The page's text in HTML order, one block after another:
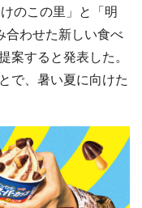
10／26】
かまを食べる！ アニ
舗「鐘崎」コラボで
】
アートの見頃にあわ
のこの里」と「明
合わせた新しい食べ
案すると発表した。
で、暑い夏に向けた